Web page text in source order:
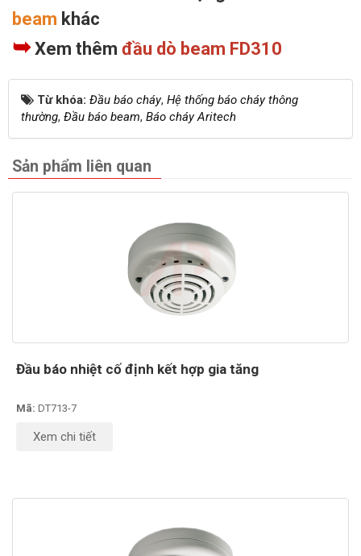
beam khác
➥Xem thêm đầu dò beam FD310
Từ khóa: Đầu báo cháy, Hệ thống báo cháy thông
thường, Đầu báo beam, Báo cháy Aritech
Sản phẩm liên quan
Đầu báo nhiệt cố định kết hợp gia tăng
Mã: DT713-7
Xem chi tiết